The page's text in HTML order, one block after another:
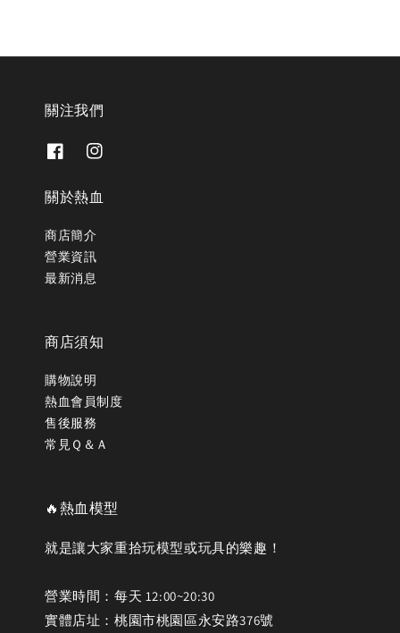
關注我們
關於熱血
商店簡介
營業資訊
最新消息
商店須知
購物說明
熱血會員制度
售後服務
常見Ｑ＆Ａ
🔥熱血模型
就是讓大家重拾玩模型或玩具的樂趣！
營業時間：每天 12:00~20:30
實體店址：桃園市桃園區永安路376號